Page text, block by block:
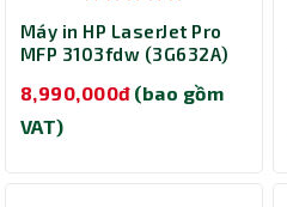
Máy in HP LaserJet Pro
MFP 3103fdw (3G632A)
8,990,000đ (bao gồm
VAT)